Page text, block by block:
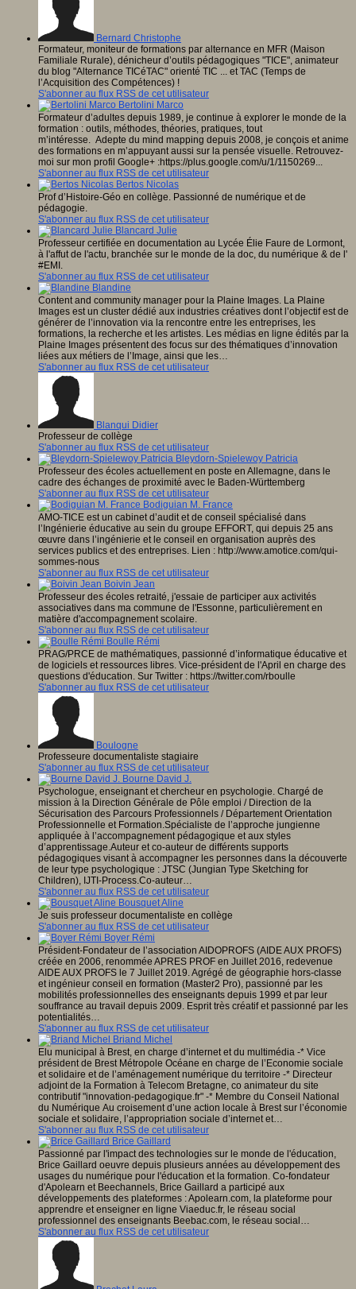
Bernard Christophe
Formateur, moniteur de formations par alternance en MFR (Maison
Familiale Rurale), dénicheur d’outils pédagogiques "TICE", animateur
du blog "Alternance TICéTAC" orienté TIC ... et TAC (Temps de
l’Acquisition des Compétences) !
S'abonner au flux RSS de cet utilisateur
Bertolini Marco
Formateur d’adultes depuis 1989, je continue à explorer le monde de la
formation : outils, méthodes, théories, pratiques, tout
m’intéresse. Adepte du mind mapping depuis 2008, je conçois et anime
des formations en m’appuyant aussi sur la pensée visuelle. Retrouvez-
moi sur mon profil Google+ :https://plus.google.com/u/1/1150269...
S'abonner au flux RSS de cet utilisateur
Bertos Nicolas
Prof d’Histoire-Géo en collège. Passionné de numérique et de
pédagogie.
S'abonner au flux RSS de cet utilisateur
Blancard Julie
Professeur certifiée en documentation au Lycée Élie Faure de Lormont,
à l'affut de l'actu, branchée sur le monde de la doc, du numérique & de l'
#EMI.
S'abonner au flux RSS de cet utilisateur
Blandine
Content and community manager pour la Plaine Images. La Plaine
Images est un cluster dédié aux industries créatives dont l’objectif est de
générer de l’innovation via la rencontre entre les entreprises, les
formations, la recherche et les artistes. Les médias en ligne édités par la
Plaine Images présentent des focus sur des thématiques d’innovation
liées aux métiers de l’Image, ainsi que les…
S'abonner au flux RSS de cet utilisateur
Blanqui Didier
Professeur de collège
S'abonner au flux RSS de cet utilisateur
Bleydorn-Spielewoy Patricia
Professeur des écoles actuellement en poste en Allemagne, dans le
cadre des échanges de proximité avec le Baden-Württemberg
S'abonner au flux RSS de cet utilisateur
Bodiguian M. France
AMO-TICE est un cabinet d’audit et de conseil spécialisé dans
l’Ingénierie éducative au sein du groupe EFFORT, qui depuis 25 ans
œuvre dans l’ingénierie et le conseil en organisation auprès des
services publics et des entreprises. Lien : http://www.amotice.com/qui-
sommes-nous
S'abonner au flux RSS de cet utilisateur
Boivin Jean
Professeur des écoles retraité, j'essaie de participer aux activités
associatives dans ma commune de l'Essonne, particulièrement en
matière d'accompagnement scolaire.
S'abonner au flux RSS de cet utilisateur
Boulle Rémi
PRAG/PRCE de mathématiques, passionné d’informatique éducative et
de logiciels et ressources libres. Vice-président de l'April en charge des
questions d'éducation. Sur Twitter : https://twitter.com/rboulle
S'abonner au flux RSS de cet utilisateur
Boulogne
Professeure documentaliste stagiaire
S'abonner au flux RSS de cet utilisateur
Bourne David J.
Psychologue, enseignant et chercheur en psychologie. Chargé de
mission à la Direction Générale de Pôle emploi / Direction de la
Sécurisation des Parcours Professionnels / Département Orientation
Professionnelle et Formation.Spécialiste de l’approche jungienne
appliquée à l’accompagnement pédagogique et aux styles
d’apprentissage.Auteur et co-auteur de différents supports
pédagogiques visant à accompagner les personnes dans la découverte
de leur type psychologique : JTSC (Jungian Type Sketching for
Children), IJTI-Process.Co-auteur…
S'abonner au flux RSS de cet utilisateur
Bousquet Aline
Je suis professeur documentaliste en collège
S'abonner au flux RSS de cet utilisateur
Boyer Rémi
Président-Fondateur de l’association AIDOPROFS (AIDE AUX PROFS)
créée en 2006, renommée APRES PROF en Juillet 2016, redevenue
AIDE AUX PROFS le 7 Juillet 2019. Agrégé de géographie hors-classe
et ingénieur conseil en formation (Master2 Pro), passionné par les
mobilités professionnelles des enseignants depuis 1999 et par leur
souffrance au travail depuis 2009. Esprit très créatif et passionné par les
potentialités…
S'abonner au flux RSS de cet utilisateur
Briand Michel
Elu municipal à Brest, en charge d’internet et du multimédia -* Vice
président de Brest Métropole Océane en charge de l’Economie sociale
et solidaire et de l’aménagement numérique du territoire -* Directeur
adjoint de la Formation à Telecom Bretagne, co animateur du site
contributif "innovation-pedagogique.fr" -* Membre du Conseil National
du Numérique Au croisement d’une action locale à Brest sur l’économie
sociale et solidaire, l’appropriation sociale d’internet et…
S'abonner au flux RSS de cet utilisateur
Brice Gaillard
Passionné par l'impact des technologies sur le monde de l'éducation,
Brice Gaillard oeuvre depuis plusieurs années au développement des
usages du numérique pour l'éducation et la formation. Co-fondateur
d'Apolearn et Beechannels, Brice Gaillard a participé aux
développements des plateformes : Apolearn.com, la plateforme pour
apprendre et enseigner en ligne Viaeduc.fr, le réseau social
professionnel des enseignants Beebac.com, le réseau social…
S'abonner au flux RSS de cet utilisateur